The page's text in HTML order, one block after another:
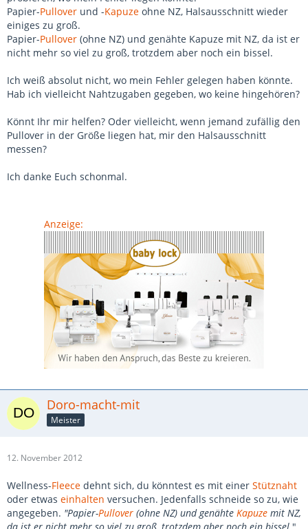
Papier-Pullover und -Kapuze ohne NZ, Halsausschnitt wieder
einiges zu groß.
Papier-Pullover (ohne NZ) und genähte Kapuze mit NZ, da ist er
nicht mehr so viel zu groß, trotzdem aber noch ein bissel.
Ich weiß absolut nicht, wo mein Fehler gelegen haben könnte.
Hab ich vielleicht Nahtzugaben gegeben, wo keine hingehören?
Könnt Ihr mir helfen? Oder vielleicht, wenn jemand zufällig den
Pullover in der Größe liegen hat, mir den Halsausschnitt
messen?
Ich danke Euch schonmal.
Anzeige:
Doro-macht-mit
Meister
12. November 2012
Wellness-Fleece dehnt sich, du könntest es mit einer Stütznaht
oder etwas einhalten versuchen. Jedenfalls schneide so zu, wie
angegeben. "Papier-Pullover (ohne NZ) und genähte Kapuze mit NZ,
da ist er nicht mehr so viel zu groß, trotzdem aber noch ein bissel. "